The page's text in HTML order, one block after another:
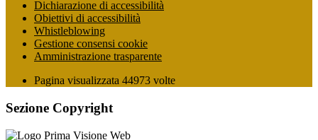
Dichiarazione di accessibilità
Obiettivi di accessibilità
Whistleblowing
Gestione consensi cookie
Amministrazione trasparente
Pagina visualizzata 44973 volte
Sezione Copyright